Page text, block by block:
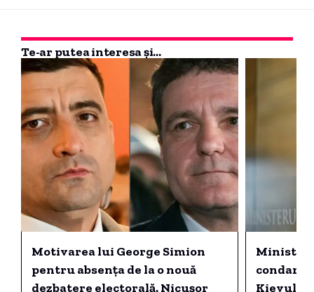
Te-ar putea interesa și...
Motivarea lui George Simion
pentru absența de la o nouă
dezbatere electorală. Nicușor
Kievului,